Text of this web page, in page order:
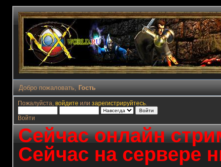
Добро пожаловать, Гость
Пожалуйста, войдите или зарегистрируйтесь.
Войти
Сейчас онлайн
Сейчас на сервере